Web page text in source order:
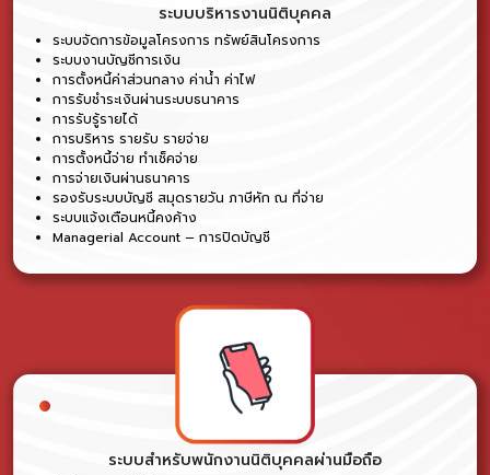
ระบบบริหารงานนิติบุคคล
ระบบจัดการข้อมูลโครงการ ทรัพย์สินโครงการ
ระบบงานบัญชีการเงิน
การตั้งหนี้ค่าส่วนกลาง ค่าน้ำ ค่าไฟ
การรับชำระเงินผ่านระบบธนาคาร
การรับรู้รายได้
การบริหาร รายรับ รายจ่าย
การตั้งหนี้จ่าย ทำเช็คจ่าย
การจ่ายเงินผ่านธนาคาร
รองรับระบบบัญชี สมุดรายวัน ภาษีหัก ณ ที่จ่าย
ระบบแจ้งเตือนหนี้คงค้าง
Managerial Account – การปิดบัญชี
ระบบสำหรับพนักงานนิติบุคคลผ่านมือถือ